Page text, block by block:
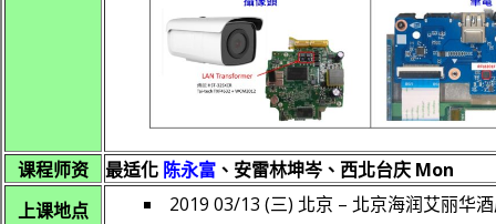
课程师资 最适化 陈永富 、安雷林坤岑、西北台庆 Mon
上课地点
2019 03/13 (三) 北京 – 北京海润艾丽华